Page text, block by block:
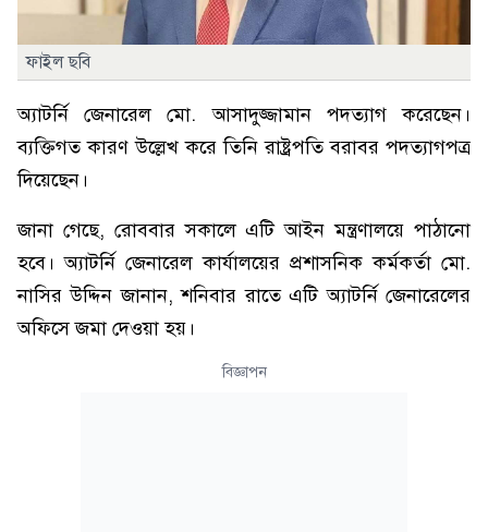
ফাইল ছবি
অ্যাটর্নি জেনারেল মো. আসাদুজ্জামান পদত্যাগ করেছেন।
ব্যক্তিগত কারণ উল্লেখ করে তিনি রাষ্ট্রপতি বরাবর পদত্যাগপত্র
দিয়েছেন।
জানা গেছে, রোববার সকালে এটি আইন মন্ত্রণালয়ে পাঠানো
হবে। অ্যাটর্নি জেনারেল কার্যালয়ের প্রশাসনিক কর্মকর্তা মো.
নাসির উদ্দিন জানান, শনিবার রাতে এটি অ্যাটর্নি জেনারেলের
অফিসে জমা দেওয়া হয়।
বিজ্ঞাপন